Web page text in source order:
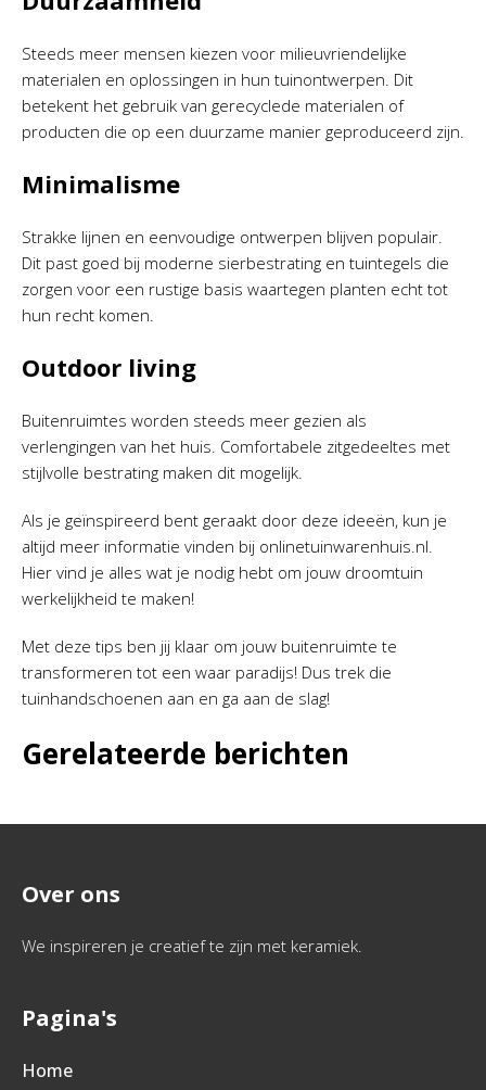
Steeds meer mensen kiezen voor milieuvriendelijke
materialen en oplossingen in hun tuinontwerpen. Dit
betekent het gebruik van gerecyclede materialen of
producten die op een duurzame manier geproduceerd zijn.
Minimalisme
Strakke lijnen en eenvoudige ontwerpen blijven populair.
Dit past goed bij moderne sierbestrating en tuintegels die
zorgen voor een rustige basis waartegen planten echt tot
hun recht komen.
Outdoor living
Buitenruimtes worden steeds meer gezien als
verlengingen van het huis. Comfortabele zitgedeeltes met
stijlvolle bestrating maken dit mogelijk.
Als je geïnspireerd bent geraakt door deze ideeën, kun je
altijd meer informatie vinden bij onlinetuinwarenhuis.nl.
Hier vind je alles wat je nodig hebt om jouw droomtuin
werkelijkheid te maken!
Met deze tips ben jij klaar om jouw buitenruimte te
transformeren tot een waar paradijs! Dus trek die
tuinhandschoenen aan en ga aan de slag!
Gerelateerde berichten
Over ons
We inspireren je creatief te zijn met keramiek.
Pagina's
Home